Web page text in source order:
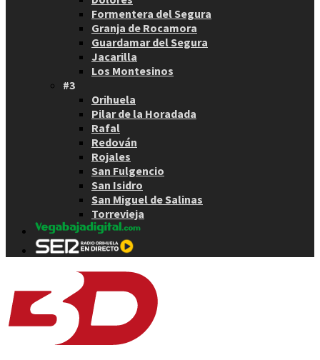
Formentera del Segura
Granja de Rocamora
Guardamar del Segura
Jacarilla
Los Montesinos
#3
Orihuela
Pilar de la Horadada
Rafal
Redován
Rojales
San Fulgencio
San Isidro
San Miguel de Salinas
Torrevieja